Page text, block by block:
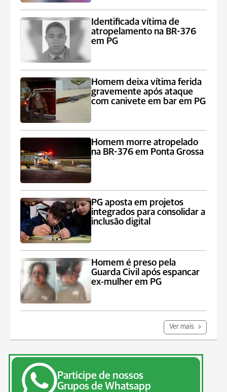
Identificada vítima de
atropelamento na BR-376
em PG
Homem deixa vítima ferida
gravemente após ataque
com canivete em bar em PG
Homem morre atropelado
na BR-376 em Ponta Grossa
PG aposta em projetos
integrados para consolidar a
inclusão digital
Homem é preso pela
Guarda Civil após espancar
ex-mulher em PG
Ver mais
Participe de nossos
Grupos de Whatsapp